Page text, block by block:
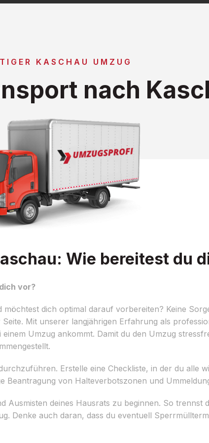
KASCHAU UMZUG
nach
Wie bereitest du
vor?
dich optimal darauf vorbereiten? Keine
Mit unserer langjährigen Erfahrung als
Umzug ankommt. Damit du den Umzug
Erstelle eine Checkliste, in der du alle
Beantragung von Halteverbotszonen und
Ausmisten deines Hausrats zu beginnen. So trennst
Denke auch daran, dass du eventuell